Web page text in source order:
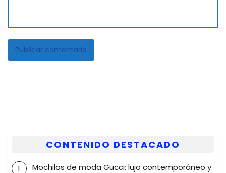
CONTENIDO DESTACADO
Mochilas de moda Gucci: lujo contemporáneo y